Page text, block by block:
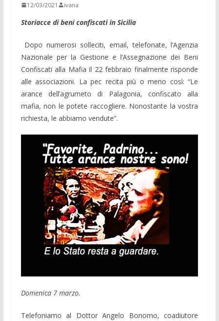
12/03/2021 ivana
Storiacce di beni confiscati in Sicilia
Dopo numerosi solleciti, email, telefonate, l’Agenzia
Nazionale per la Gestione e l’Assegnazione dei Beni
Confiscati alla Mafia il 22 febbraio finalmente risponde
alle associazioni. La pec recita più o meno così: “Le
arance dell’agrumeto di Palagonia, confiscato alla
mafia, non le potete raccogliere. Nonostante la vostra
richiesta, le abbiamo vendute”.
Domenica 7 marzo.
Telefoniamo al Dottor Angelo Bonomo, coadiutore